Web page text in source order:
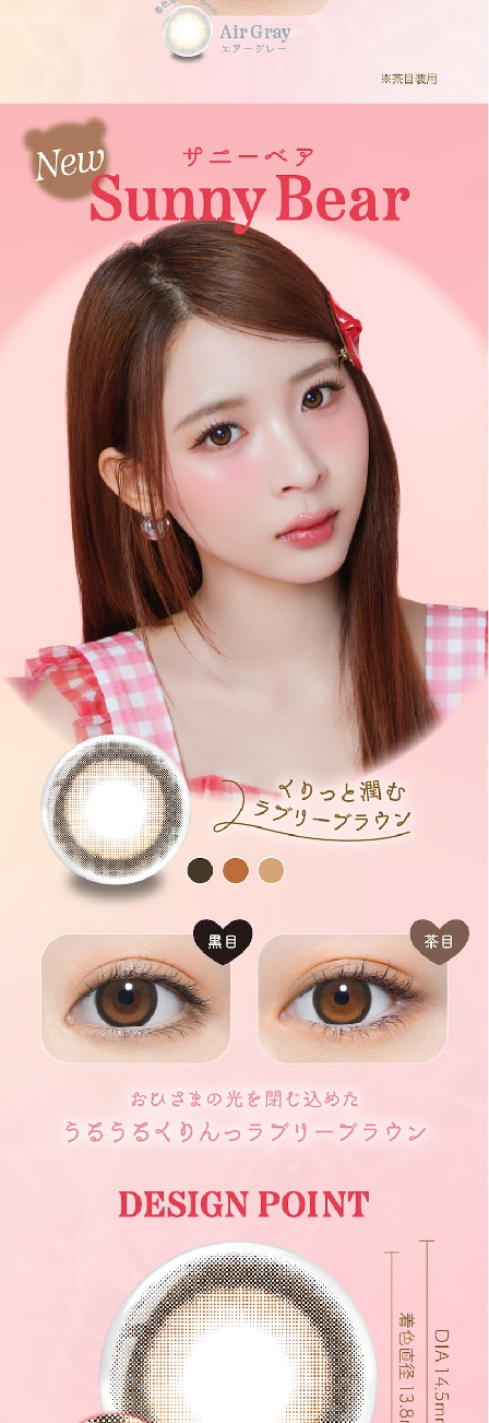
ご利用ありがとうございました。
次回のご利用をお待ちしております。